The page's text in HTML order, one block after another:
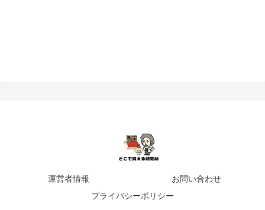
運営者情報
お問い合わせ
プライバシーポリシー